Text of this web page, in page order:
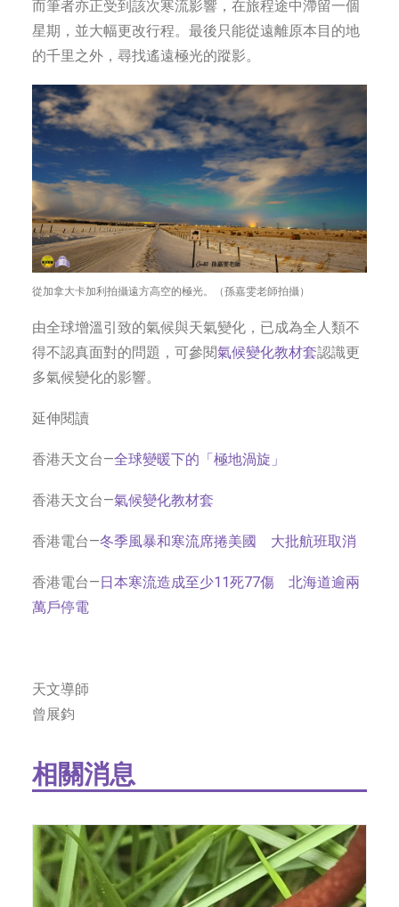
而筆者亦正受到該次寒流影響，在旅程途中滯留一個
星期，並大幅更改行程。最後只能從遠離原本目的地
的千里之外，尋找遙遠極光的蹤影。
從加拿大卡加利拍攝遠方高空的極光。（孫嘉雯老師拍攝）
由全球增溫引致的氣候與天氣變化，已成為全人類不
得不認真面對的問題，可參閱氣候變化教材套認識更
多氣候變化的影響。
延伸閱讀
香港天文台—全球變暖下的「極地渦旋」
香港天文台—氣候變化教材套
香港電台—冬季風暴和寒流席捲美國 大批航班取消
香港電台—日本寒流造成至少11死77傷 北海道逾兩
萬戶停電
天文導師
曾展鈞
相關消息